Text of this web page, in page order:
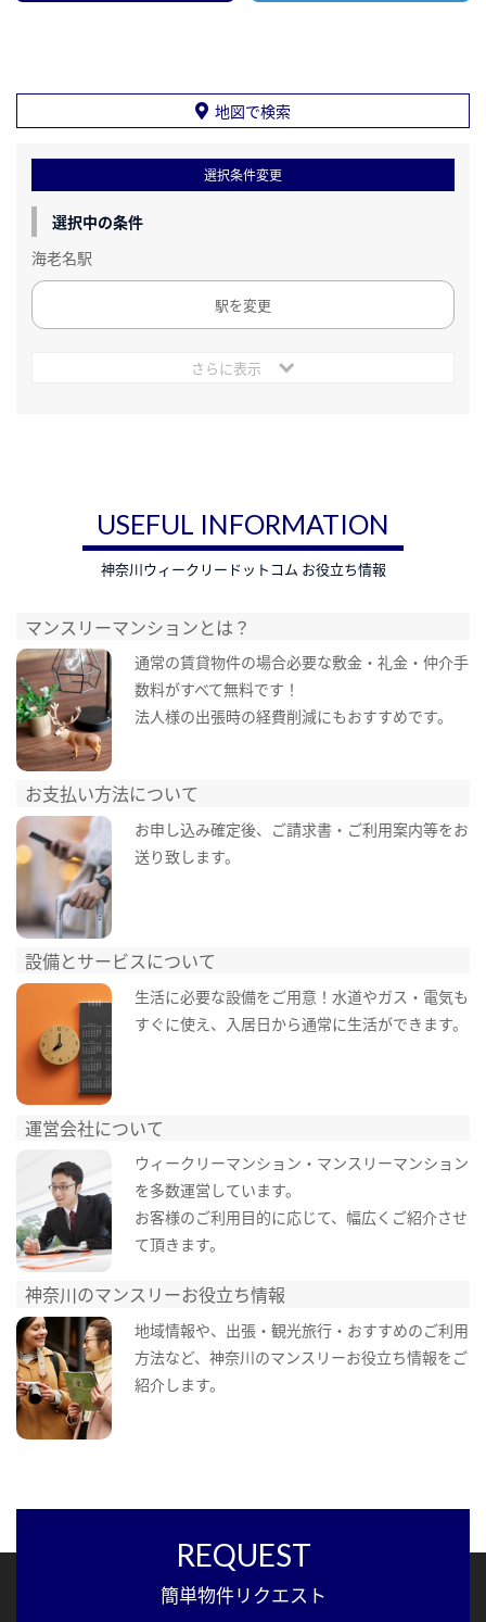
地図で検索
選択条件変更
選択中の条件
海老名駅
駅を変更
さらに表示
USEFUL INFORMATION
神奈川ウィークリードットコム お役立ち情報
マンスリーマンションとは？
通常の賃貸物件の場合必要な敷金・礼金・仲介手
数料がすべて無料です！
法人様の出張時の経費削減にもおすすめです。
お支払い方法について
お申し込み確定後、ご請求書・ご利用案内等をお
送り致します。
設備とサービスについて
生活に必要な設備をご用意！水道やガス・電気も
すぐに使え、入居日から通常に生活ができます。
運営会社について
ウィークリーマンション・マンスリーマンション
を多数運営しています。
お客様のご利用目的に応じて、幅広くご紹介させ
て頂きます。
神奈川のマンスリーお役立ち情報
地域情報や、出張・観光旅行・おすすめのご利用
方法など、神奈川のマンスリーお役立ち情報をご
紹介します。
REQUEST
簡単物件リクエスト